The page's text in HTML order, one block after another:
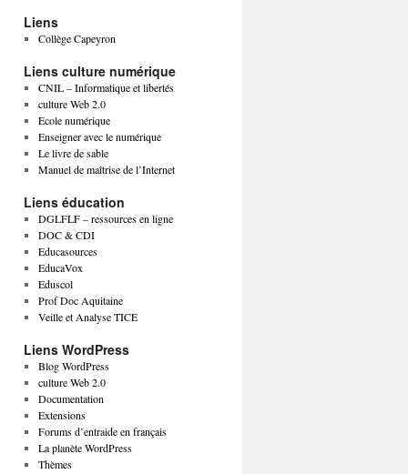
Liens
Collège Capeyron
Liens culture numérique
CNIL – Informatique et libertés
culture Web 2.0
Ecole numérique
Enseigner avec le numérique
Le livre de sable
Manuel de maîtrise de l’Internet
Liens éducation
DGLFLF – ressources en ligne
DOC & CDI
Educasources
EducaVox
Eduscol
Prof Doc Aquitaine
Veille et Analyse TICE
Liens WordPress
Blog WordPress
culture Web 2.0
Documentation
Extensions
Forums d’entraide en français
La planète WordPress
Thèmes